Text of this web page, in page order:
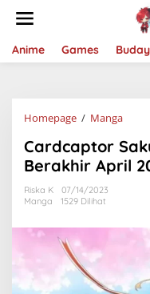
Anime Games
Homepage / Manga
Clear
Card
-
2024
Cardcaptor
Berakhir April
Riska K
07/14/2023
Manga
1529 Dilihat